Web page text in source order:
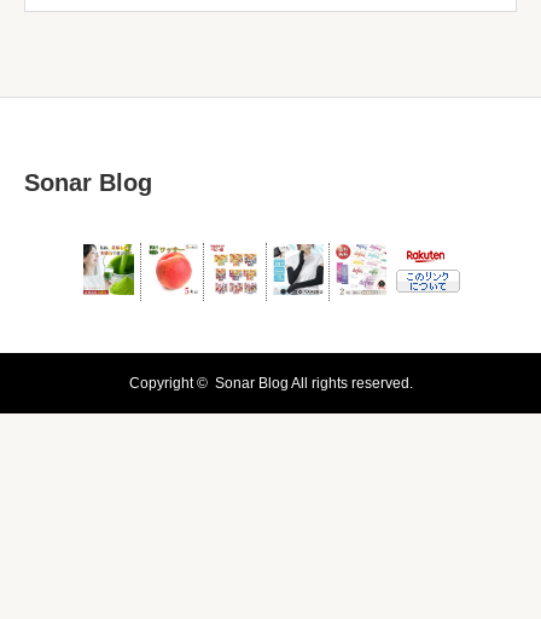
Sonar Blog
Copyright © Sonar Blog All rights reserved.